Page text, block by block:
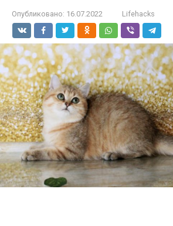
Опубликовано: 16.07.2022 Lifehacks